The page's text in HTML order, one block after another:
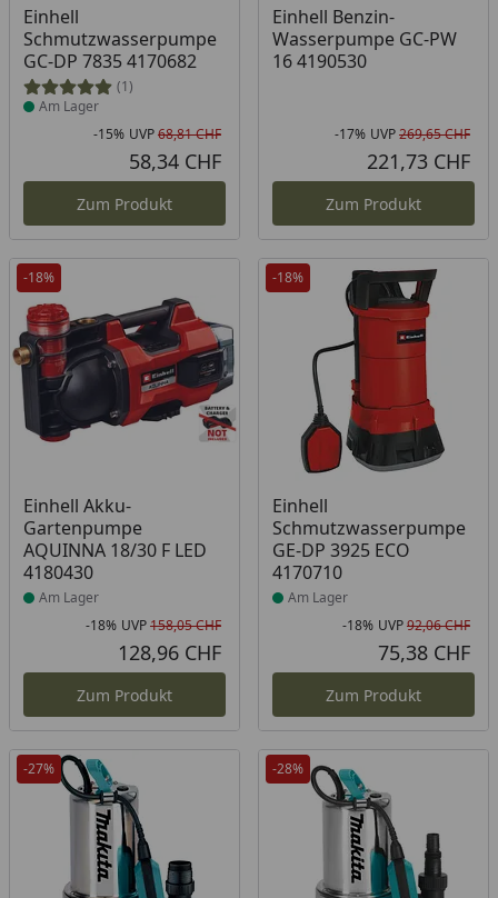
Einhell
Schmutzwasserpumpe
GC-DP 7835 4170682
(1)
Produkt am Lager
Am Lager
Rabatt in Prozent
-15%
Ursprünglicher Preis
UVP68,81 CHF
58,34 CHF
Zum Produkt
Einhell Benzin-
Wasserpumpe GC-PW
16 4190530
-17% UVP269,65 CHF
221,73 CHF
Zum Produkt
-18%
Einhell Akku-
Gartenpumpe
AQUINNA 18/30 F LED
4180430
Produkt am Lager
Am Lager
Rabatt in Prozent
-18%
Ursprünglicher Preis
UVP158,05 CHF
128,96 CHF
Zum Produkt
-18%
Einhell
Schmutzwasserpumpe
GE-DP 3925 ECO
4170710
Produkt am Lager
Am Lager
-18% UVP92,06 CHF
75,38 CHF
Zum Produkt
-27% -28%